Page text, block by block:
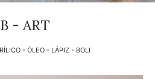
- ART
- ÓLEO - LÁPIZ - BOLI